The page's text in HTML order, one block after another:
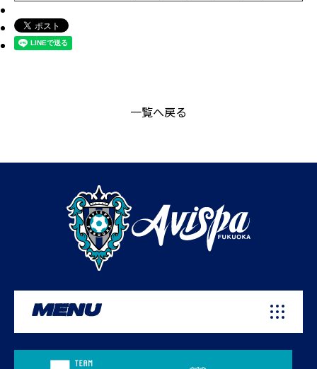
一覧へ戻る
MENU